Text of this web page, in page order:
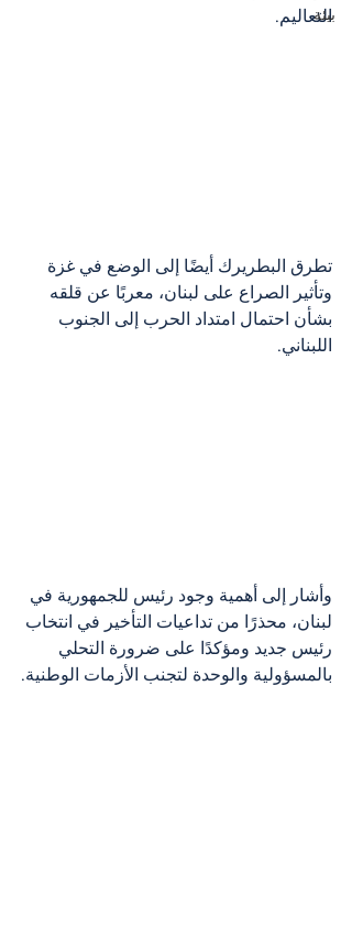
بيئة
التعاليم.
تطرق البطريرك أيضًا إلى الوضع في غزة
وتأثير الصراع على لبنان، معربًا عن قلقه
بشأن احتمال امتداد الحرب إلى الجنوب
اللبناني.
وأشار إلى أهمية وجود رئيس للجمهورية في
لبنان، محذرًا من تداعيات التأخير في انتخاب
رئيس جديد ومؤكدًا على ضرورة التحلي
بالمسؤولية والوحدة لتجنب الأزمات الوطنية.